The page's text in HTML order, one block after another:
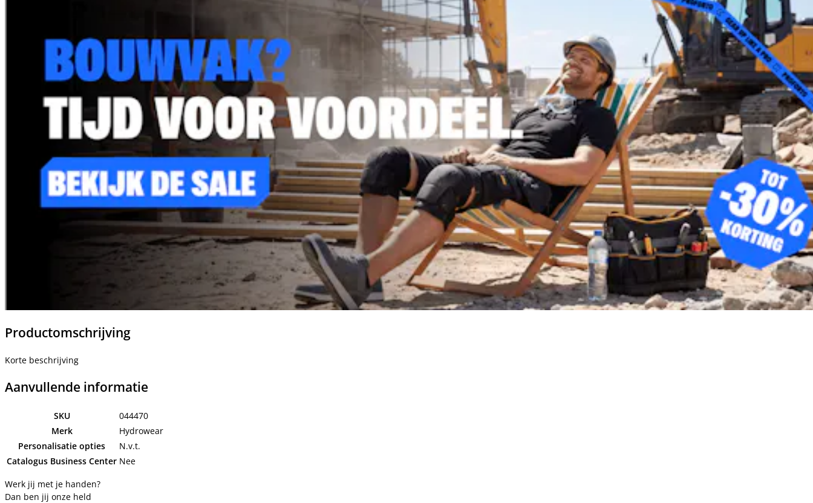
Productomschrijving
Korte beschrijving
Aanvullende informatie
SKU
044470
Merk
Hydrowear
Personalisatie opties
N.v.t.
Catalogus Business Center Nee
Werk jij met je handen?
Dan ben jij onze held